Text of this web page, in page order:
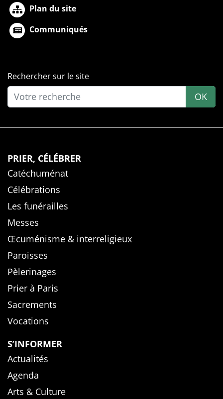
Plan du site
Communiqués
Rechercher sur le site
OK
PRIER, CÉLÉBRER
Catéchuménat
Célébrations
Les funérailles
Messes
Œcuménisme & interreligieux
Paroisses
Pèlerinages
Prier à Paris
Sacrements
Vocations
S’INFORMER
Actualités
Agenda
Arts & Culture